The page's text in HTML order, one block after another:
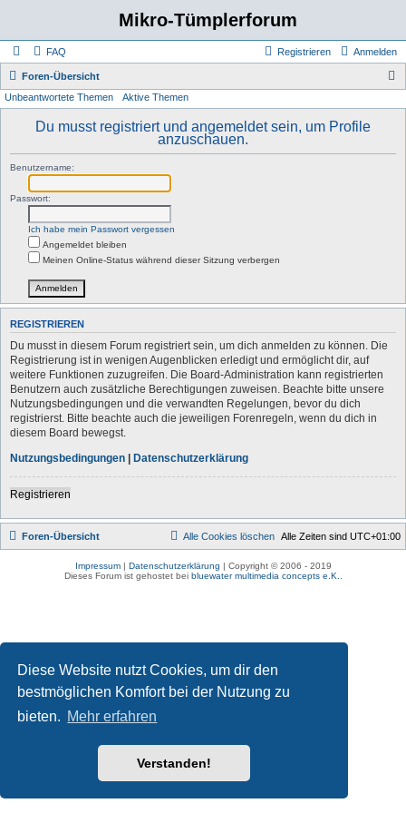
Diese Website nutzt Cookies, um dir den
bestmöglichen Komfort bei der Nutzung zu
bieten. Mehr erfahren
Verstanden!
Mikro-Tümplerforum
FAQ Anmelden
Registrieren
Foren-Übersicht
Unbeantwortete Themen Aktive Themen
Du musst registriert und angemeldet sein, um Profile
anzuschauen.
Benutzername:
Passwort:
Ich habe mein Passwort vergessen
Angemeldet bleiben
Meinen Online-Status während dieser Sitzung verbergen
REGISTRIEREN
Du musst in diesem Forum registriert sein, um dich anmelden zu können. Die
Registrierung ist in wenigen Augenblicken erledigt und ermöglicht dir, auf
weitere Funktionen zuzugreifen. Die Board-Administration kann registrierten
Benutzern auch zusätzliche Berechtigungen zuweisen. Beachte bitte unsere
Nutzungsbedingungen und die verwandten Regelungen, bevor du dich
registrierst. Bitte beachte auch die jeweiligen Forenregeln, wenn du dich in
diesem Board bewegst.
Nutzungsbedingungen | Datenschutzerklärung
Registrieren
Foren-Übersicht Alle Zeiten sind UTC+01:00
Alle Cookies löschen
Impressum| Datenschutzerklärung | Copyright © 2006 - 2019
Dieses Forum ist gehostet bei bluewater multimedia concepts e.K.